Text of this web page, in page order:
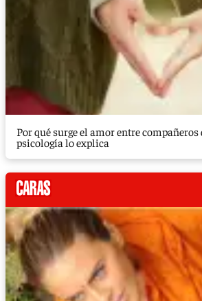
Por qué surge el amor entre compañeros
psicología lo explica